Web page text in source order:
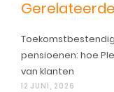
pensioenen: hoe
van klanten
12 JUNI, 2026